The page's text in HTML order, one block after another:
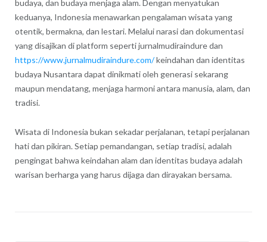
budaya, dan budaya menjaga alam. Dengan menyatukan
keduanya, Indonesia menawarkan pengalaman wisata yang
otentik, bermakna, dan lestari. Melalui narasi dan dokumentasi
yang disajikan di platform seperti jurnalmudiraindure dan
https://www.jurnalmudiraindure.com/keindahan dan identitas
budaya Nusantara dapat dinikmati oleh generasi sekarang
maupun mendatang, menjaga harmoni antara manusia, alam, dan
tradisi.
Wisata di Indonesia bukan sekadar perjalanan, tetapi perjalanan
hati dan pikiran. Setiap pemandangan, setiap tradisi, adalah
pengingat bahwa keindahan alam dan identitas budaya adalah
warisan berharga yang harus dijaga dan dirayakan bersama.